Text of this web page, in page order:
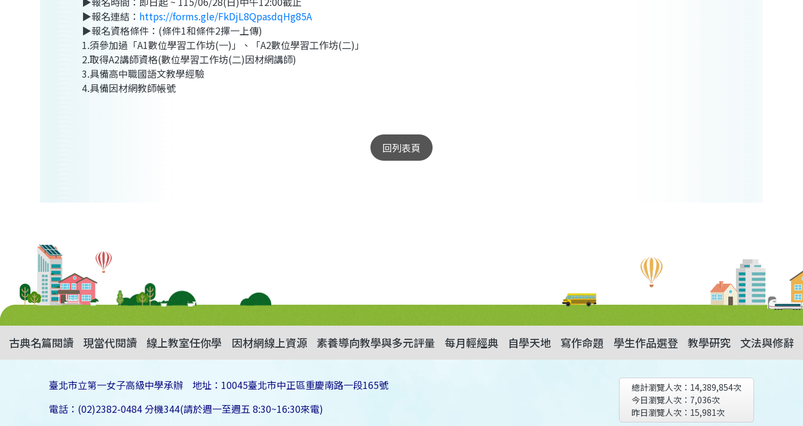
▶報名連結： https://forms.gle/FkDjL8QpasdqHg85A
▶報名資格條件：(條件1和條件2擇一上傳)
1.須參加過「A1數位學習工作坊(一)」、「A2數位學習工作坊(二)」
2.取得A2講師資格(數位學習工作坊(二)因材網講師)
3.具備高中職國語文教學經驗
4.具備因材網教師帳號
回列表頁
古典名篇閱讀 現當代閱讀 線上教室任你學 因材網線上資源 素養導向教學與多元評量 每月輕經典 自學天地 寫作命題 學生作品選登 教學研究 文法與修辭
臺北市立第一女子高級中學承辦 地址：10045臺北市中正區重慶南路一段165號
電話：(02)2382-0484 分機344(請於週一至週五 8:30~16:30來電)
總計瀏覽人次： 14,389,854次
今日瀏覽人次： 7,036次
昨日瀏覽人次： 15,981次